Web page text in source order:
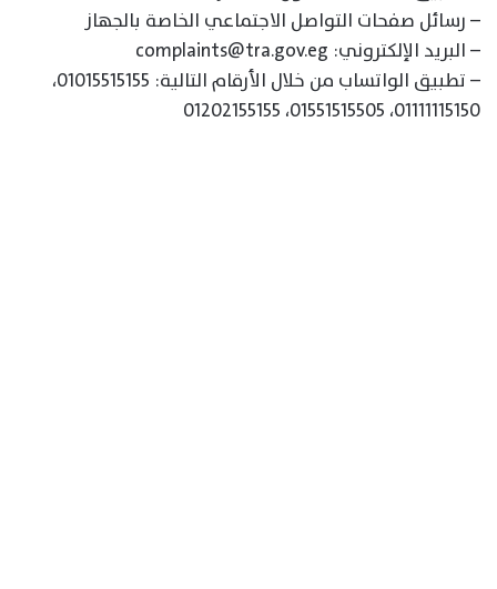
– رسائل صفحات التواصل الاجتماعي الخاصة بالجهاز
– البريد الإلكتروني: complaints@tra.gov.eg
– تطبيق الواتساب من خلال الأرقام التالية: 01015515155،
01111115150، 01551515505، 01202155155